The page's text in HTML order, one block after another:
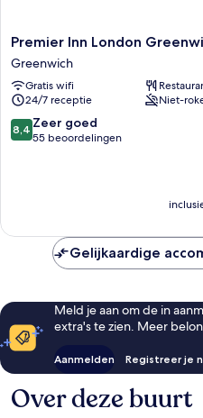
Premier
Inn
London
Greenwich
Greenwich
Premier Inn London
Greenwich
Gratis wifi
24/7 receptie
Niet-
8.4
van
8,4 Zeer goed
55 beoordelingen
Gelijkaardige
Meld je aan om de in
extra's te zien. Meer
Aanmelden Registreer je
Over deze buurt